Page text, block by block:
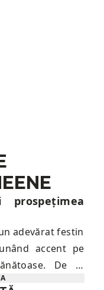
prospețimea
adevărat festin
accent pe
De la
feta, până la